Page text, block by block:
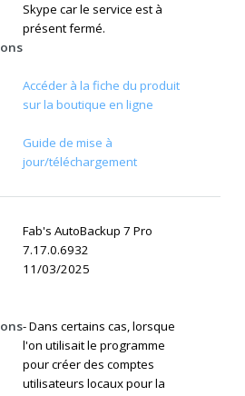
Skype car le service est à
présent fermé.
Accéder à la fiche du produit
sur la boutique en ligne
Guide de mise à
jour/téléchargement
Fab's AutoBackup 7 Pro
7.17.0.6932
11/03/2025
- Dans certains cas, lorsque
l'on utilisait le programme
pour créer des comptes
utilisateurs locaux pour la